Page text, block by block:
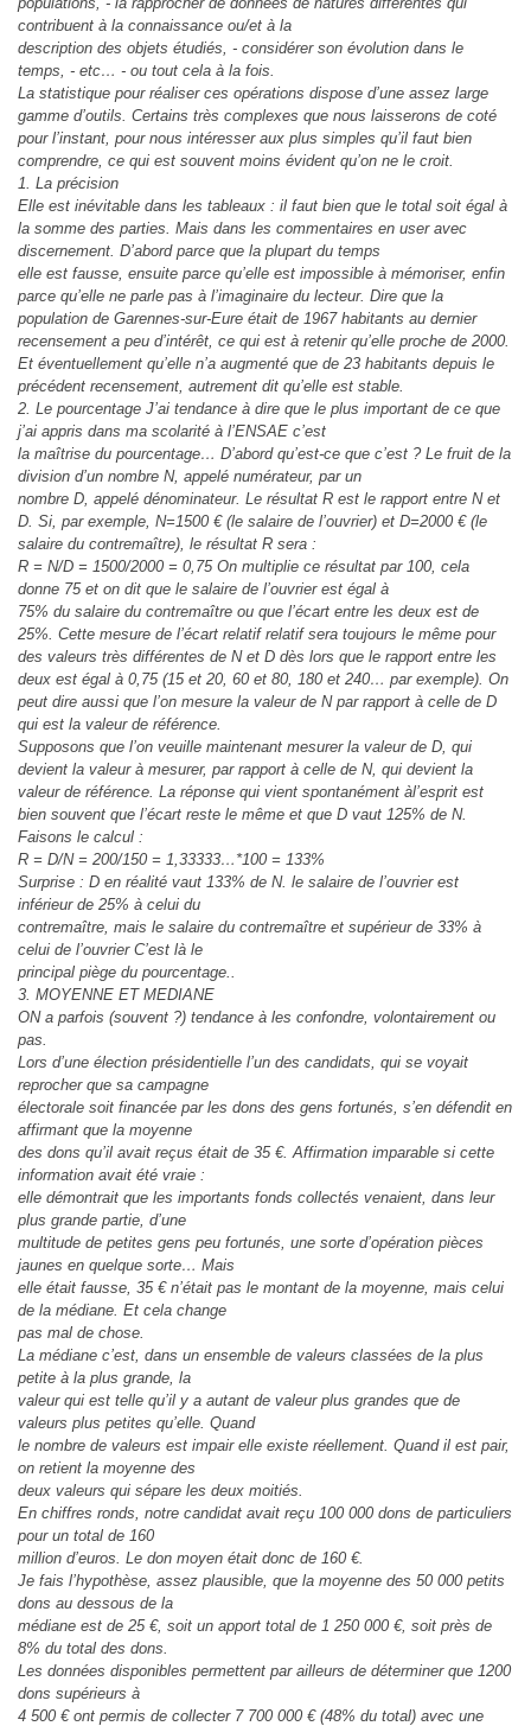
contribuent à la connaissance ou/et à la
description des objets étudiés, - considérer son évolution dans le
temps, - etc… - ou tout cela à la fois.
La statistique pour réaliser ces opérations dispose d’une assez large
gamme d’outils. Certains très complexes que nous laisserons de coté
pour l’instant, pour nous intéresser aux plus simples qu’il faut bien
comprendre, ce qui est souvent moins évident qu’on ne le croit.
1. La précision
Elle est inévitable dans les tableaux : il faut bien que le total soit égal à
la somme des parties. Mais dans les commentaires en user avec
discernement. D’abord parce que la plupart du temps
elle est fausse, ensuite parce qu’elle est impossible à mémoriser, enfin
parce qu’elle ne parle pas à l’imaginaire du lecteur. Dire que la
population de Garennes-sur-Eure était de 1967 habitants au dernier
recensement a peu d’intérêt, ce qui est à retenir qu’elle proche de 2000.
Et éventuellement qu’elle n’a augmenté que de 23 habitants depuis le
précédent recensement, autrement dit qu’elle est stable.
2. Le pourcentage J’ai tendance à dire que le plus important de ce que
j’ai appris dans ma scolarité à l’ENSAE c’est
la maîtrise du pourcentage… D’abord qu’est-ce que c’est ? Le fruit de la
division d’un nombre N, appelé numérateur, par un
nombre D, appelé dénominateur. Le résultat R est le rapport entre N et
D. Si, par exemple, N=1500 € (le salaire de l’ouvrier) et D=2000 € (le
salaire du contremaître), le résultat R sera :
R = N/D = 1500/2000 = 0,75 On multiplie ce résultat par 100, cela
donne 75 et on dit que le salaire de l’ouvrier est égal à
75% du salaire du contremaître ou que l’écart entre les deux est de
25%. Cette mesure de l’écart relatif relatif sera toujours le même pour
des valeurs très différentes de N et D dès lors que le rapport entre les
deux est égal à 0,75 (15 et 20, 60 et 80, 180 et 240… par exemple). On
peut dire aussi que l’on mesure la valeur de N par rapport à celle de D
qui est la valeur de référence.
Supposons que l’on veuille maintenant mesurer la valeur de D, qui
devient la valeur à mesurer, par rapport à celle de N, qui devient la
valeur de référence. La réponse qui vient spontanément àl’esprit est
bien souvent que l’écart reste le même et que D vaut 125% de N.
Faisons le calcul :
R = D/N = 200/150 = 1,33333…*100 = 133%
Surprise : D en réalité vaut 133% de N. le salaire de l’ouvrier est
inférieur de 25% à celui du
contremaître, mais le salaire du contremaître et supérieur de 33% à
celui de l’ouvrier C’est là le
principal piège du pourcentage..
3. MOYENNE ET MEDIANE
ON a parfois (souvent ?) tendance à les confondre, volontairement ou
pas.
Lors d’une élection présidentielle l’un des candidats, qui se voyait
reprocher que sa campagne
électorale soit financée par les dons des gens fortunés, s’en défendit en
affirmant que la moyenne
des dons qu’il avait reçus était de 35 €. Affirmation imparable si cette
information avait été vraie :
elle démontrait que les importants fonds collectés venaient, dans leur
plus grande partie, d’une
multitude de petites gens peu fortunés, une sorte d’opération pièces
jaunes en quelque sorte… Mais
elle était fausse, 35 € n’était pas le montant de la moyenne, mais celui
de la médiane. Et cela change
pas mal de chose.
La médiane c’est, dans un ensemble de valeurs classées de la plus
petite à la plus grande, la
valeur qui est telle qu’il y a autant de valeur plus grandes que de
valeurs plus petites qu’elle. Quand
le nombre de valeurs est impair elle existe réellement. Quand il est pair,
on retient la moyenne des
deux valeurs qui sépare les deux moitiés.
En chiffres ronds, notre candidat avait reçu 100 000 dons de particuliers
pour un total de 160
million d’euros. Le don moyen était donc de 160 €.
Je fais l’hypothèse, assez plausible, que la moyenne des 50 000 petits
dons au dessous de la
médiane est de 25 €, soit un apport total de 1 250 000 €, soit près de
8% du total des dons.
Les données disponibles permettent par ailleurs de déterminer que 1200
dons supérieurs à
4 500 € ont permis de collecter 7 700 000 € (48% du total) avec une